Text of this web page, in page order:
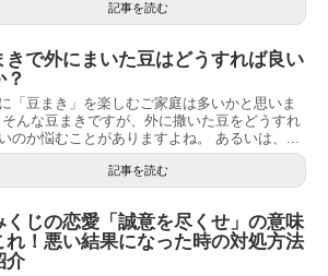
記事を読む
きで外にまいた豆はどうすれば良い
？
「豆まき」を楽しむご家庭は多いかと思いま
んな豆まきですが、外に撒いた豆をどうすれ
のか悩むことがありますよね。 あるいは、...
記事を読む
くじの恋愛「誠意を尽くせ」の意味
れ！悪い結果になった時の対処方法
介